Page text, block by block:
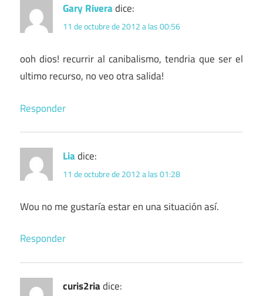
Gary Riveradice:
11 de octubre de 2012 a las 00:56
ooh dios! recurrir al canibalismo, tendria que ser el
ultimo recurso, no veo otra salida!
Responder
Liadice:
11 de octubre de 2012 a las 01:28
Wou no me gustaría estar en una situación así.
Responder
curis2riadice: